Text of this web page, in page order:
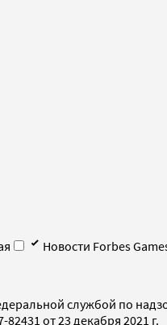
Новости Forbes
службой по
от 23 декабря 2021 г.